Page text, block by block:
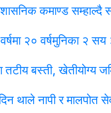
कमाण्ड सम्हाल्दै
२० वर्षमुनिका २
तटीय बस्ती, खेतीयोग्य
थाले नापी र मालपोत